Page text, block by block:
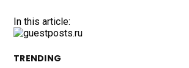
In this article:
TRENDING